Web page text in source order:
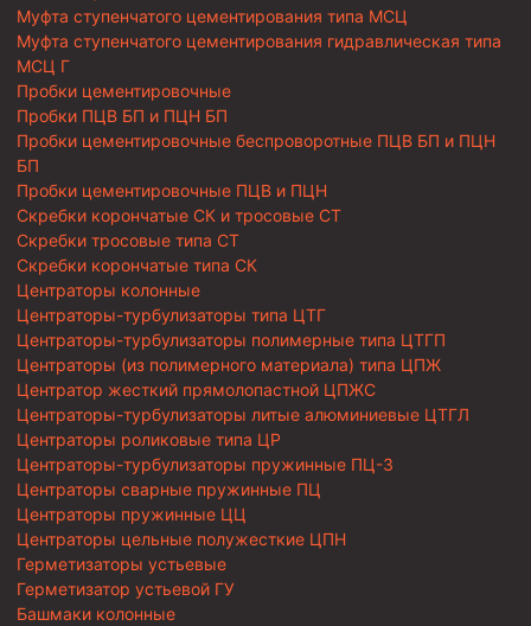
Муфта ступенчатого цементирования типа МСЦ
Муфта ступенчатого цементирования гидравлическая типа
МСЦ Г
Пробки цементировочные
Пробки ПЦВ БП и ПЦН БП
Пробки цементировочные беспроворотные ПЦВ БП и ПЦН
БП
Пробки цементировочные ПЦВ и ПЦН
Скребки корончатые СК и тросовые СТ
Скребки тросовые типа СТ
Скребки корончатые типа СК
Центраторы колонные
Центраторы-турбулизаторы типа ЦТГ
Центраторы-турбулизаторы полимерные типа ЦТГП
Центраторы (из полимерного материала) типа ЦПЖ
Центратор жесткий прямолопастной ЦПЖС
Центраторы-турбулизаторы литые алюминиевые ЦТГЛ
Центраторы роликовые типа ЦР
Центраторы-турбулизаторы пружинные ПЦ-3
Центраторы сварные пружинные ПЦ
Центраторы пружинные ЦЦ
Центраторы цельные полужесткие ЦПН
Герметизаторы устьевые
Герметизатор устьевой ГУ
Башмаки колонные